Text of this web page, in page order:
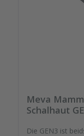
Meva
Schalhaut
Die GEN3 ist